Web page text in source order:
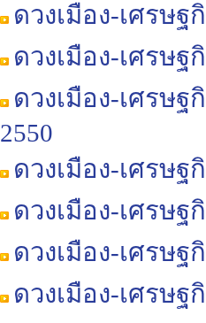
ดวงเมือง-เศรษ
ดวงเมือง-เศรษ
ดวงเมือง-เศรษ
2550
ดวงเมือง-เศรษ
ดวงเมือง-เศรษ
ดวงเมือง-เศรษ
ดวงเมือง-เศรษ